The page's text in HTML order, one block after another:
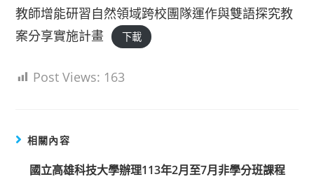
教師增能研習自然領域跨校團隊運作與雙語探究教
案分享實施計畫
下載
Post Views: 163
相關內容
國立高雄科技大學辦理113年2月至7月非學分班課程